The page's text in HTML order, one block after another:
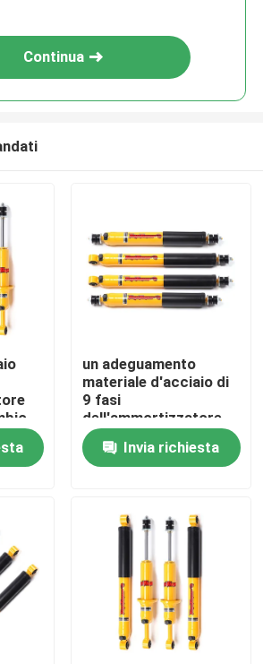
Continua
per
un adeguamento
materiale d'acciaio di
9 fasi
dell'ammortizzatore
delle cellule della
schiuma dell'azoto
4x4
Invia richiesta